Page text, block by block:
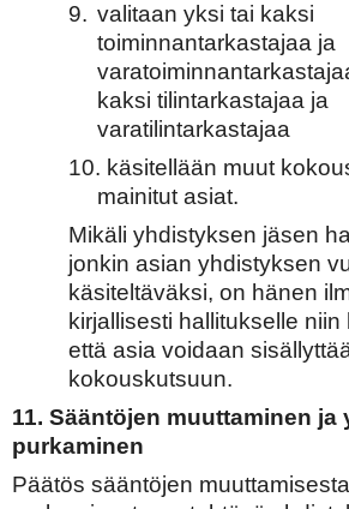
9. valitaan yksi tai kaksi
toiminnantarkastajaa ja
kaksi tilintarkastajaa ja
varatilintarkastajaa
10. käsitellään muut
mainitut asiat.
Mikäli yhdistyksen jäsen
jonkin asian yhdistyksen
käsiteltäväksi, on hänen
kirjallisesti hallitukselle
että asia voidaan
kokouskutsuun.
11. Sääntöjen muuttaminen ja
purkaminen
Päätös sääntöjen